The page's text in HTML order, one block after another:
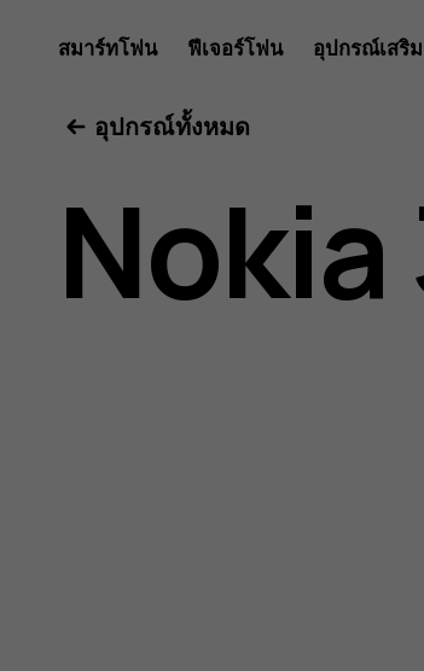
คู่มือ
ผู้
ใช้
สมาร์ทโฟน ฟีเจอร์โฟน อุปกรณ์เสริม
อุปกรณ์ทั้งหมด
Nokia